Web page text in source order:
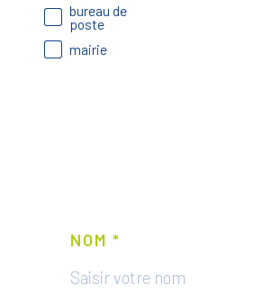
bureau de
poste
mairie
NOM *